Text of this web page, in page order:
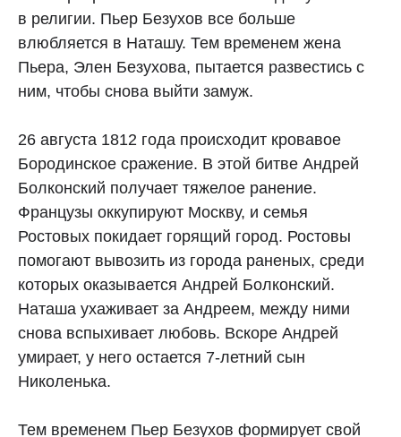
в религии. Пьер Безухов все больше
влюбляется в Наташу. Тем временем жена
Пьера, Элен Безухова, пытается развестись с
ним, чтобы снова выйти замуж.
26 августа 1812 года происходит кровавое
Бородинское сражение. В этой битве Андрей
Болконский получает тяжелое ранение.
Французы оккупируют Москву, и семья
Ростовых покидает горящий город. Ростовы
помогают вывозить из города раненых, среди
которых оказывается Андрей Болконский.
Наташа ухаживает за Андреем, между ними
снова вспыхивает любовь. Вскоре Андрей
умирает, у него остается 7-летний сын
Николенька.
Тем временем Пьер Безухов формирует свой